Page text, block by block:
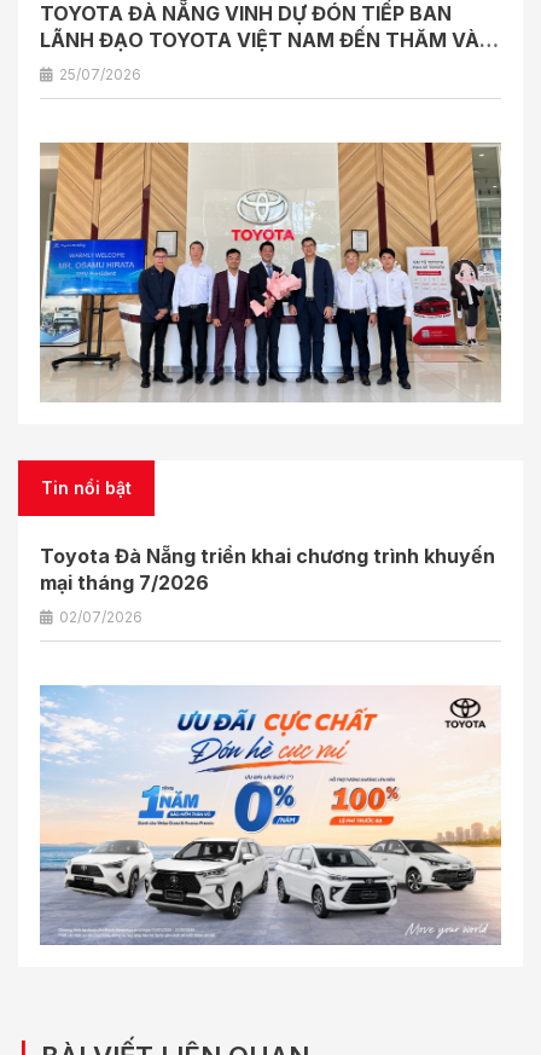
TOYOTA ĐÀ NẴNG VINH DỰ ĐÓN TIẾP BAN
LÃNH ĐẠO TOYOTA VIỆT NAM ĐẾN THĂM VÀ
LÀM VIỆC
25/07/2026
Tin nổi bật
Toyota Đà Nẵng triển khai chương trình khuyến
mại tháng 7/2026
02/07/2026